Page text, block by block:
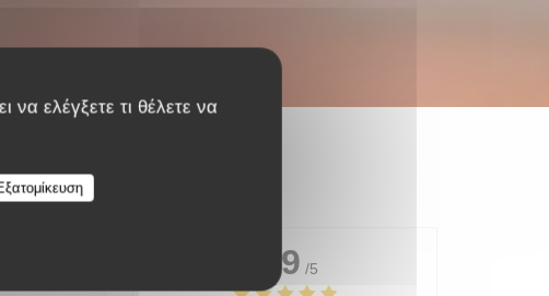
ελέγξετε τι θέλετε να
4.9 /5